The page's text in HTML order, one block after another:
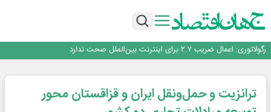
یک اشتباه کلاد، تمام اطلاعات کاربر را به باد داد
رگولاتوری: اعمال ضریب ۲.۷ برای اینترنت بین‌الملل صحت ندارد
با تقاضای برق ناپایدار هوش مصنوعی خودزنی می‌کند
یک اشتباه کلاد، تمام اطلاعات کاربر را به باد داد
اینوتکس امسال با مدل جدید برگزار می‌شود
ترانزیت و حمل‌ونقل ایران و قزاقستان محور